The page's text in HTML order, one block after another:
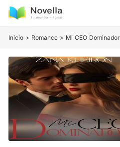
Inicio > Romance > Mi CEO Dominador